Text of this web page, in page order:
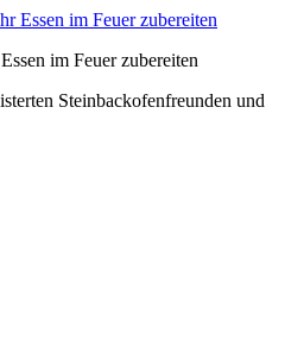
im Feuer zubereiten
Steinbackofenfreunden und